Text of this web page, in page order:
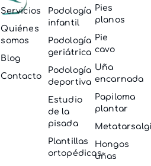
Servicios
Quiénes
somos
Blog
Contacto
Podología
infantil
Podología
geriátrica
Podología
deportiva
Estudio
de la
pisada
Plantillas
ortopédicas
Pies
planos
Pie
cavo
Uña
encarnada
Papiloma
plantar
Hongos
uñas